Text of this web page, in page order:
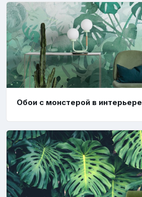
Обои с монстерой в интерьере